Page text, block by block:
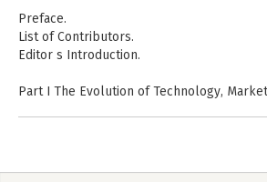
Preface.
List of Contributors.
Editor s Introduction.
Part I The Evolution of Technology,